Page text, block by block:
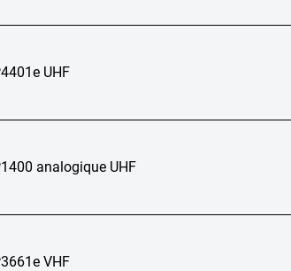
UHF
analogique UHF
VHF